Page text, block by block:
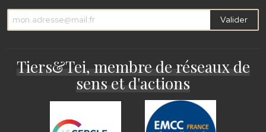
Valider
Tiers&Tei, membre de réseaux de
sens et d'actions